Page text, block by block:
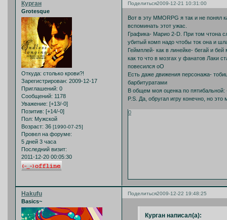
Поделиться2009-12-21 10:31:00
Курган
Grotesque
Откуда: столько крови?!
Зарегистрирован: 2009-12-17
Приглашений: 0
Сообщений: 1178
Уважение: [+13/-0]
Позитив: [+14/-0]
Пол: Мужской
Возраст: 36 [1990-07-25]
Провел на форуме:
5 дней 3 часа
Последний визит:
2011-12-20 00:05:30
Вот в эту MMORPG я так и не понял
вспоминать этот ужас.
Графика- Марио 2-D. При том чтона
убитый комп надо чтобы ток она и
Геймплей- как в линейке- бегай и
как то что в мозгах у фанатов Лаки
повесился оО
Есть даже движения персонажа-
барбитуратами
В общем моя оценка по пятибальной:
P.S. Да, обругал игру конечно, но
0
Поделиться2009-12-22 19:48:25
Hakufu
Basics~
Курган написал(а):